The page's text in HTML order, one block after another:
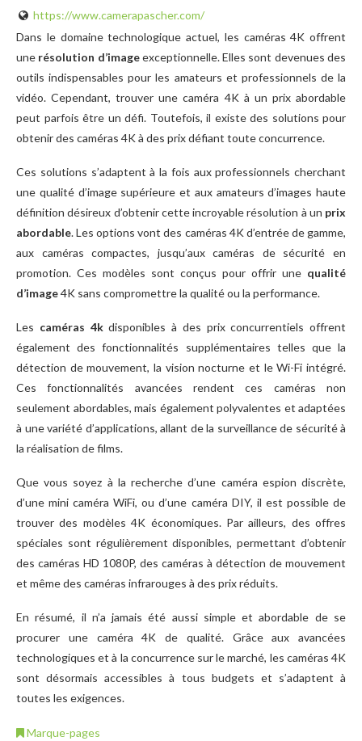
https://www.camerapascher.com/
Dans le domaine technologique actuel, les caméras 4K offrent
une résolution d’imageexceptionnelle. Elles sont devenues des
outils indispensables pour les amateurs et professionnels de la
vidéo. Cependant, trouver une caméra 4K à un prix abordable
peut parfois être un défi. Toutefois, il existe des solutions pour
obtenir des caméras 4K à des prix défiant toute concurrence.
Ces solutions s’adaptent à la fois aux professionnels cherchant
une qualité d’image supérieure et aux amateurs d’images haute
définition désireux d’obtenir cette incroyable résolution à un prix
abordable. Les options vont des caméras 4K d’entrée de gamme,
aux caméras compactes, jusqu’aux caméras de sécurité en
promotion. Ces modèles sont conçus pour offrir une qualité
d’image4K sans compromettre la qualité ou la performance.
Les caméras 4kdisponibles à des prix concurrentiels offrent
également des fonctionnalités supplémentaires telles que la
détection de mouvement, la vision nocturne et le Wi-Fi intégré.
Ces fonctionnalités avancées rendent ces caméras non
seulement abordables, mais également polyvalentes et adaptées
à une variété d’applications, allant de la surveillance de sécurité à
la réalisation de films.
Que vous soyez à la recherche d’une caméra espion discrète,
d’une mini caméra WiFi, ou d’une caméra DIY, il est possible de
trouver des modèles 4K économiques. Par ailleurs, des offres
spéciales sont régulièrement disponibles, permettant d’obtenir
des caméras HD 1080P, des caméras à détection de mouvement
et même des caméras infrarouges à des prix réduits.
En résumé, il n’a jamais été aussi simple et abordable de se
procurer une caméra 4K de qualité. Grâce aux avancées
technologiques et à la concurrence sur le marché, les caméras 4K
sont désormais accessibles à tous budgets et s’adaptent à
toutes les exigences.
Marque-pages